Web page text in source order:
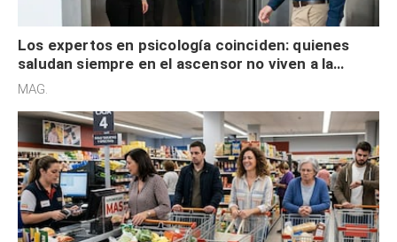
Los expertos en psicología coinciden: quienes
saludan siempre en el ascensor no viven a la
defensiva y tienen apertura social
MAG.